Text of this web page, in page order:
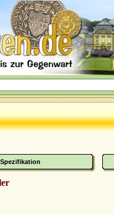
Spezifikation